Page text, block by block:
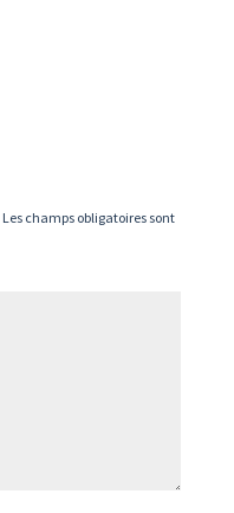
Les champs obligatoires sont